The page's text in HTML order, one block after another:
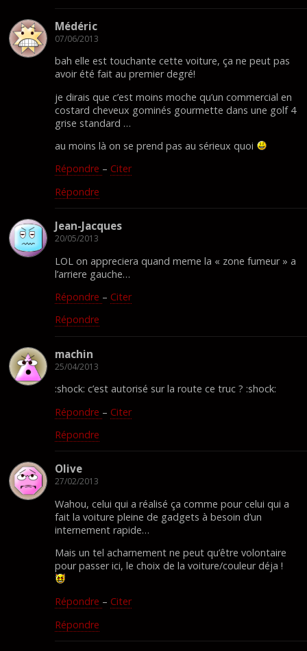
Médéric
07/06/2013
bah elle est touchante cette voiture, ça ne peut pas
avoir été fait au premier degré!
je dirais que c’est moins moche qu’un commercial en
costard cheveux gominés gourmette dans une golf 4
grise standard …
au moins là on se prend pas au sérieux quoi
Répondre – Citer
Répondre
Jean-Jacques
20/05/2013
LOL on appreciera quand meme la « zone fumeur » a
l’arriere gauche…
Répondre – Citer
Répondre
machin
25/04/2013
:shock: c’est autorisé sur la route ce truc ? :shock:
Répondre – Citer
Répondre
Olive
27/02/2013
Wahou, celui qui a réalisé ça comme pour celui qui a
fait la voiture pleine de gadgets à besoin d’un
internement rapide…
Mais un tel acharnement ne peut qu’être volontaire
pour passer ici, le choix de la voiture/couleur déja !
Répondre – Citer
Répondre